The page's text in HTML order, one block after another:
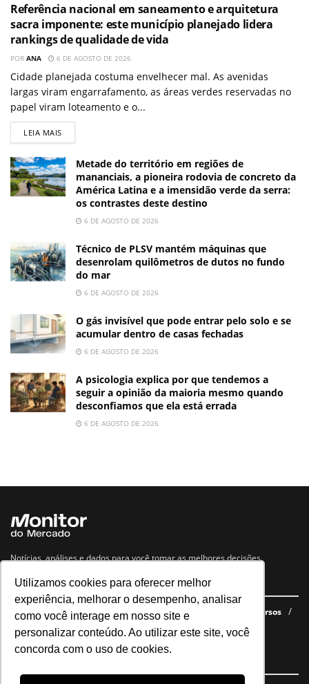
Utilizamos cookies para oferecer melhor
experiência, melhorar o desempenho, analisar
como você interage em nosso site e
personalizar conteúdo. Ao utilizar este site, você
concorda com o uso de cookies.
Referência nacional em saneamento e arquitetura
sacra imponente: este município planejado lidera
rankings de qualidade de vida
POR ANA 6 DE AGOSTO DE 2026
Cidade planejada costuma envelhecer mal. As avenidas
largas viram engarrafamento, as áreas verdes reservadas no
papel viram loteamento e o...
LEIA MAIS
Metade do território em regiões de
mananciais, a pioneira rodovia de concreto da
América Latina e a imensidão verde da serra:
os contrastes deste destino
6 DE AGOSTO DE 2026
Técnico de PLSV mantém máquinas que
desenrolam quilômetros de dutos no fundo
do mar
6 DE AGOSTO DE 2026
O gás invisível que pode entrar pelo solo e se
acumular dentro de casas fechadas
6 DE AGOSTO DE 2026
A psicologia explica por que tendemos a
seguir a opinião da maioria mesmo quando
desconfiamos que ela está errada
6 DE AGOSTO DE 2026
Notícias, análises e dados para você tomar as melhores decisões.
Navegue no site
Últimas notícias Quem somos E-books gratuitos
Cursos
Política de privacidade